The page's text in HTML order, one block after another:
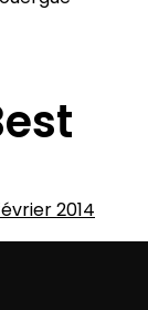
2014